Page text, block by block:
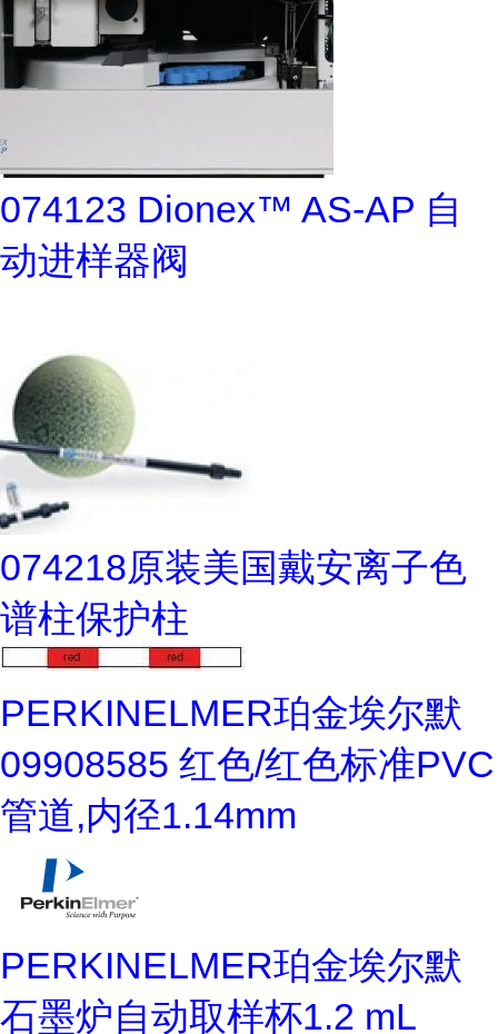
074123 Dionex™ AS-AP 自
动进样器阀
074218原装美国戴安离子色
谱柱保护柱
PERKINELMER珀金埃尔默
09908585 红色/红色标准PVC
管道,内径1.14mm
PERKINELMER珀金埃尔默
石墨炉自动取样杯1.2 mL